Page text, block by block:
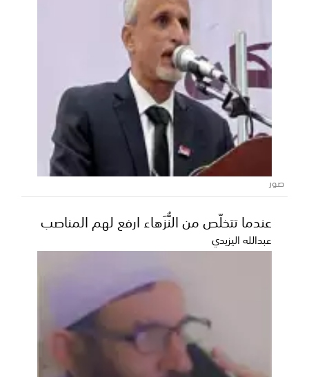
عاجل الخنبشي يترأس اجتماعًا استثنائيًا للجنة
الأمنية بحضرموت ويؤكد رفع الجاهزية
الأمنية والعسكرية والحفاظ على تماسك
المجتمع
ترأس عضو مجلس القيادة الرئاسي محافظ حضرموت رئيس
اللجنة الأمنية بالمحافظة الأستاذ سالم أحمد الخنبشي،...
صور
عندما تتخلّص من النُّزَهاء ارفع لهم المناصب
عبدالله اليزيدي